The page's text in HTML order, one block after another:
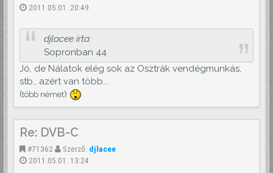
2011.05.01. 20:49
djlacee írta:
Sopronban 44
Jó, de Nálatok elég sok az Osztrák vendégmunkás,
stb., azért van több...
(több német)
Re: DVB-C
#71362 Szerző: djlacee
2011.05.01. 13:24